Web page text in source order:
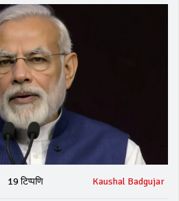
19 टिप्पणि Kaushal Badgujar